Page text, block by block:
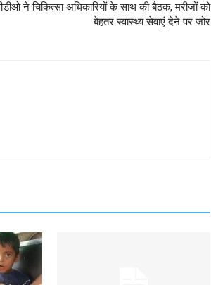
ने चिकित्सा अधिकारियों के साथ की बैठक, मरीजों को
बेहतर स्वास्थ्य सेवाएं देने पर जोर